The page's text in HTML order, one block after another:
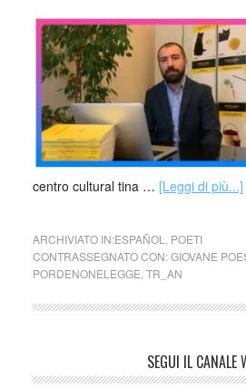
centro cultural tina … [Leggi di più...]
ARCHIVIATO IN:ESPAÑOL
POETI
CONTRASSEGNATO CON:GIOVANE
PORDENONELEGGE TR_AN
SEGUI IL CANALE